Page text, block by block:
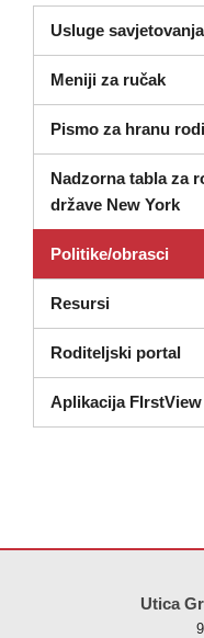
Usluge savjetovanja
Meniji za ručak
Pismo za hranu
Nadzorna tabla za
države New York
Politike/obrasci
Resursi
Roditeljski portal
Aplikacija
Utica